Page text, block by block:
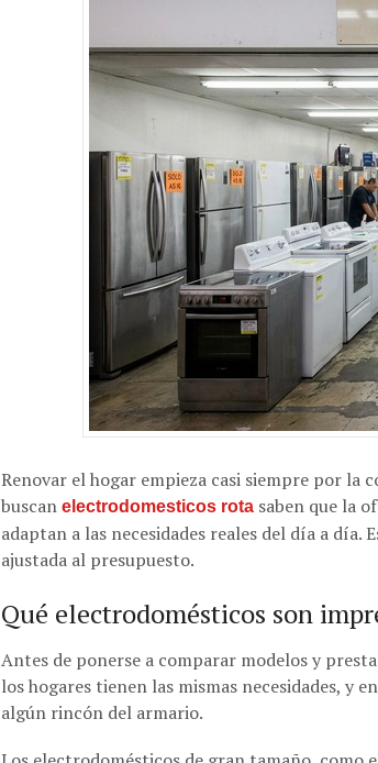
Renovar el hogar empieza casi siempre por la
buscan electrodomesticos rota saben que la
adaptan a las necesidades reales del día a
ajustada al presupuesto.
Qué electrodomésticos son
Antes de ponerse a comparar modelos y
los hogares tienen las mismas necesidades, y
algún rincón del armario.